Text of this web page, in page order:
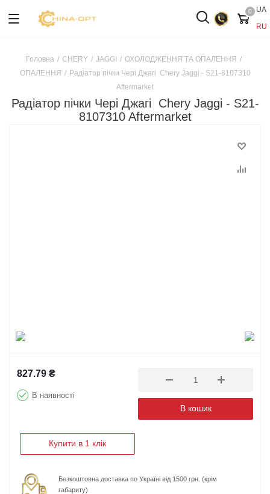
UA
RU
0
Головна / CHERY / JAGGI / ОХОЛОДЖЕННЯ ТА ОПАЛЕННЯ /
ОПАЛЕННЯ / Радіатор пічки Чері Джагі Chery Jaggi - S21-8107310
Aftermarket
Радіатор пічки Чері Джагі Chery Jaggi - S21-
8107310 Aftermarket
827.79 ₴
В наявності
В кошик
Купити в 1 клік
Безкоштовна доставка по Україні від 1500 грн. (крім
габариту)